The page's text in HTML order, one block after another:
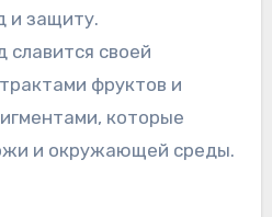
и защиту.
славится своей
фруктов и
которые
и окружающей среды.